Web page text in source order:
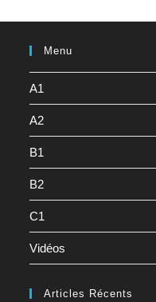
Menu
A1
A2
B1
B2
C1
Vidéos
Articles Récents